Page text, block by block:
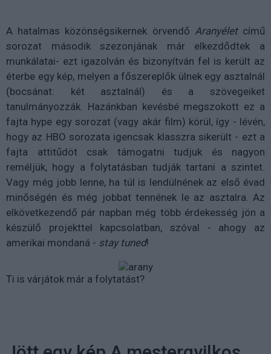
A hatalmas közönségsikernek örvendő Aranyéletcímű
sorozat második szezonjának már elkezdődtek a
munkálatai- ezt igazolván és bizonyítván fel is került az
éterbe egy kép, melyen a főszereplők ülnek egy asztalnál
(bocsánat: két asztalnál) és a szövegeiket
tanulmányozzák. Hazánkban kevésbé megszokott ez a
fajta hype egy sorozat (vagy akár film) körül, így - lévén,
hogy az HBO sorozata igencsak klasszra sikerült - ezt a
fajta attitűdöt csak támogatni tudjuk és nagyon
reméljük, hogy a folytatásban tudják tartani a szintet.
Vagy még jobb lenne, ha túl is lendülnének az első évad
minőségén és még jobbat tennének le az asztalra. Az
elkövetkezendő pár napban még több érdekesség jön a
készülő projekttel kapcsolatban, szóval - ahogy az
amerikai mondaná - stay tuned!
Ti is várjátok már a folytatást?